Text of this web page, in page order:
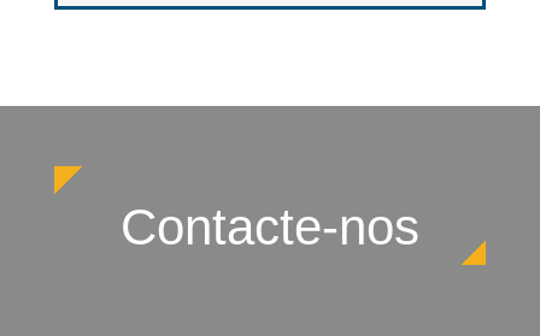
Contacte-nos